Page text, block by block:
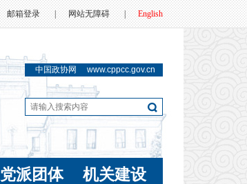
邮箱登录 网站无障碍 | English
中国政协网 www.cppcc.gov.cn
党派团体 机关建设